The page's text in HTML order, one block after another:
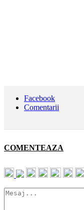
Facebook
Comentarii
COMENTEAZA